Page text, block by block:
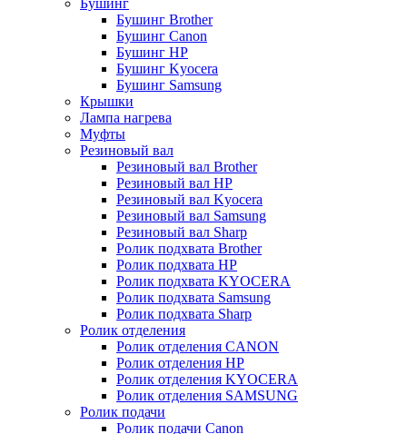
Бушинг
Бушинг Brother
Бушинг Canon
Бушинг HP
Бушинг Kyocera
Бушинг Samsung
Крышки
Лампа нагрева
Муфты
Резиновый вал
Резиновый вал Brother
Резиновый вал HP
Резиновый вал Kyocera
Резиновый вал Samsung
Резиновый вал Sharp
Ролик подхвата Brother
Ролик подхвата HP
Ролик подхвата KYOCERA
Ролик подхвата Samsung
Ролик подхвата Sharp
Ролик отделения
Ролик отделения CANON
Ролик отделения HP
Ролик отделения KYOCERA
Ролик отделения SAMSUNG
Ролик подачи
Ролик подачи Canon